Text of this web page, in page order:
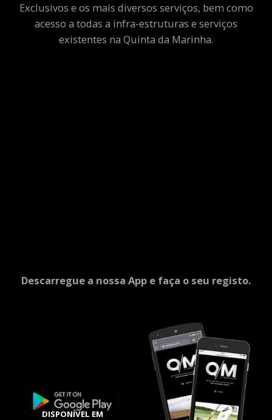
Exclusivos e os mais diversos serviços, bem como
acesso a todas a infra-estruturas e serviços
existentes na Quinta da Marinha.
Descarregue a nossa App e faça o seu registo.
DISPONÍVEL EM